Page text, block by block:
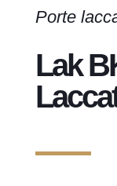
Porte
Lak